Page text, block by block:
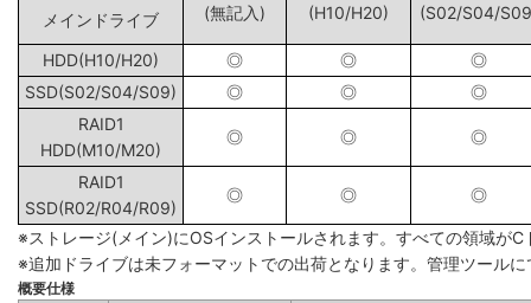
メインドライブ
(無記入)
(H10/H20)
(S02/S04/
HDD(H10/H20) ◎ ◎
◎
SSD(S02/S04/S09)
◎ ◎
◎
RAID1
HDD(M10/M20)
◎ ◎ ◎
RAID1
SSD(R02/R04/R09)
◎ ◎ ◎
※ストレージ(メイン)にOSインストールされます。すべての領域がC
※追加ドライブは未フォーマットでの出荷となります。管理ツール
概要仕様